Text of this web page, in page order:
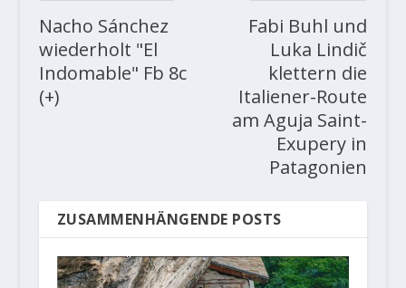
Nacho Sánchez
wiederholt "El
Indomable" Fb 8c
(+)
Fabi Buhl und
Luka Lindič
klettern die
Italiener-Route
am Aguja Saint-
Exupery in
Patagonien
ZUSAMMENHÄNGENDE POSTS